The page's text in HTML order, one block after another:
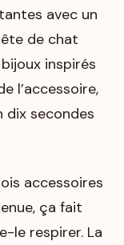
avec un
de chat
inspirés
l’accessoire,
dix secondes
accessoires
ça fait
le respirer. La